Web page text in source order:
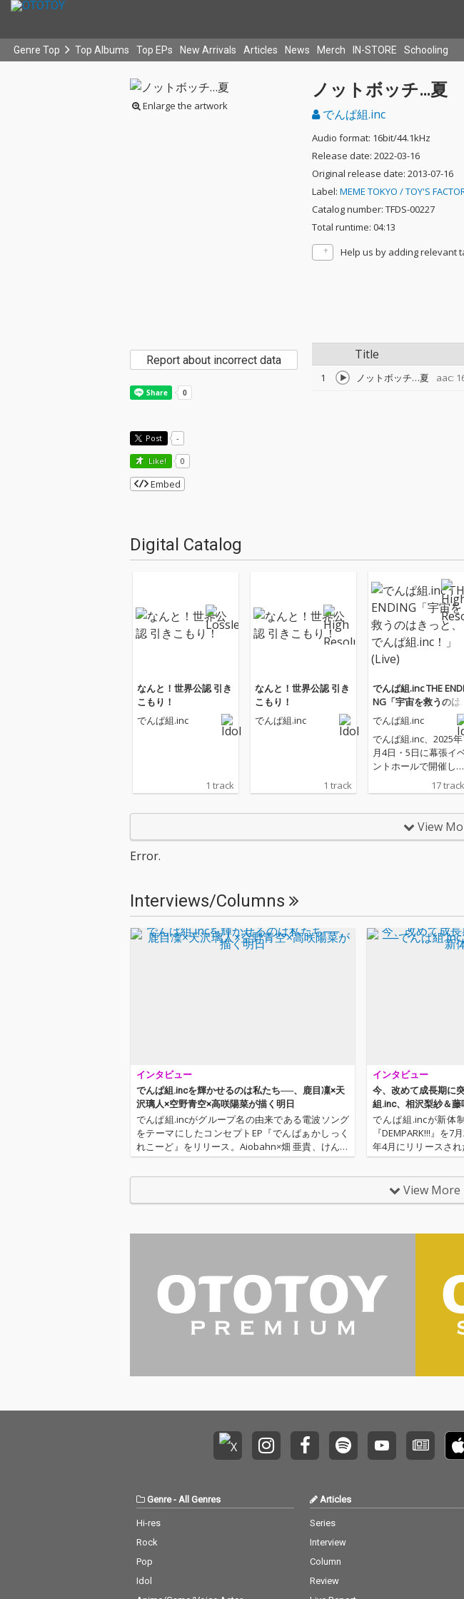
Genre Top Top Albums Top EPs New Arrivals Articles News Merch IN-STORE Schooling
Enlarge the artwork
ノットボッチ…夏
でんぱ組.inc
Audio format: 16bit/44.1kHz
Release date: 2022-03-16
Original release date: 2013-07-16
Label: MEME TOKYO / TOY'S
Catalog number: TFDS-00227
Total runtime: 04:13
Help us by adding relevant
Title
1 ノットボッチ…夏 aac:
Report about incorrect data
Post -
Like! 0
Embed
Digital Catalog
なんと！世界公認 引き
こもり！
でんぱ組.inc
1 track
なんと！世界公認 引き
こもり！
でんぱ組.inc
1 track
でんぱ組.inc THE ENDI
NG「宇宙を救うのはき
っと、でんぱ組.in
c！」 (Live)
でんぱ組.inc
でんぱ組.inc、2025年
月4日・5日に幕張イ
ントホールで開催した
エンディングライブか
らセレクトしたライ
17
View
Error.
Interviews/Columns
インタビュー
でんぱ組.incを輝かせるのは私たち──、鹿目凜×天
沢璃人×空野青空×高咲陽菜が描く明日
でんぱ組.incがグループ名の由来である電波ソング
をテーマにしたコンセプトEP『でんぱぁかしっく
れこーど』をリリース。Aiobahn×畑 亜貴、けんた
あろは×サイレンジ！×玉屋2060%(Wienners)、ま
インタビュー
今、改めて成長期に
組.inc、相沢梨紗＆
でんぱ組.incが新体
『DEMPARK!!!』を
年4月にリリースされ
シャインオン!」か
や、リリック…
View
Genre- All Genres
Hi-res
Rock
Pop
Idol
Articles
Series
Interview
Column
Review